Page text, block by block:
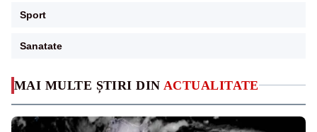
MAI MULTE ȘTIRI DIN ACTUALITATE
Sport
Sanatate